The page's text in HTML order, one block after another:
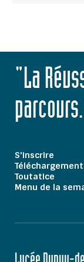
"La
S'inscrire
Toutatice
Menu de la